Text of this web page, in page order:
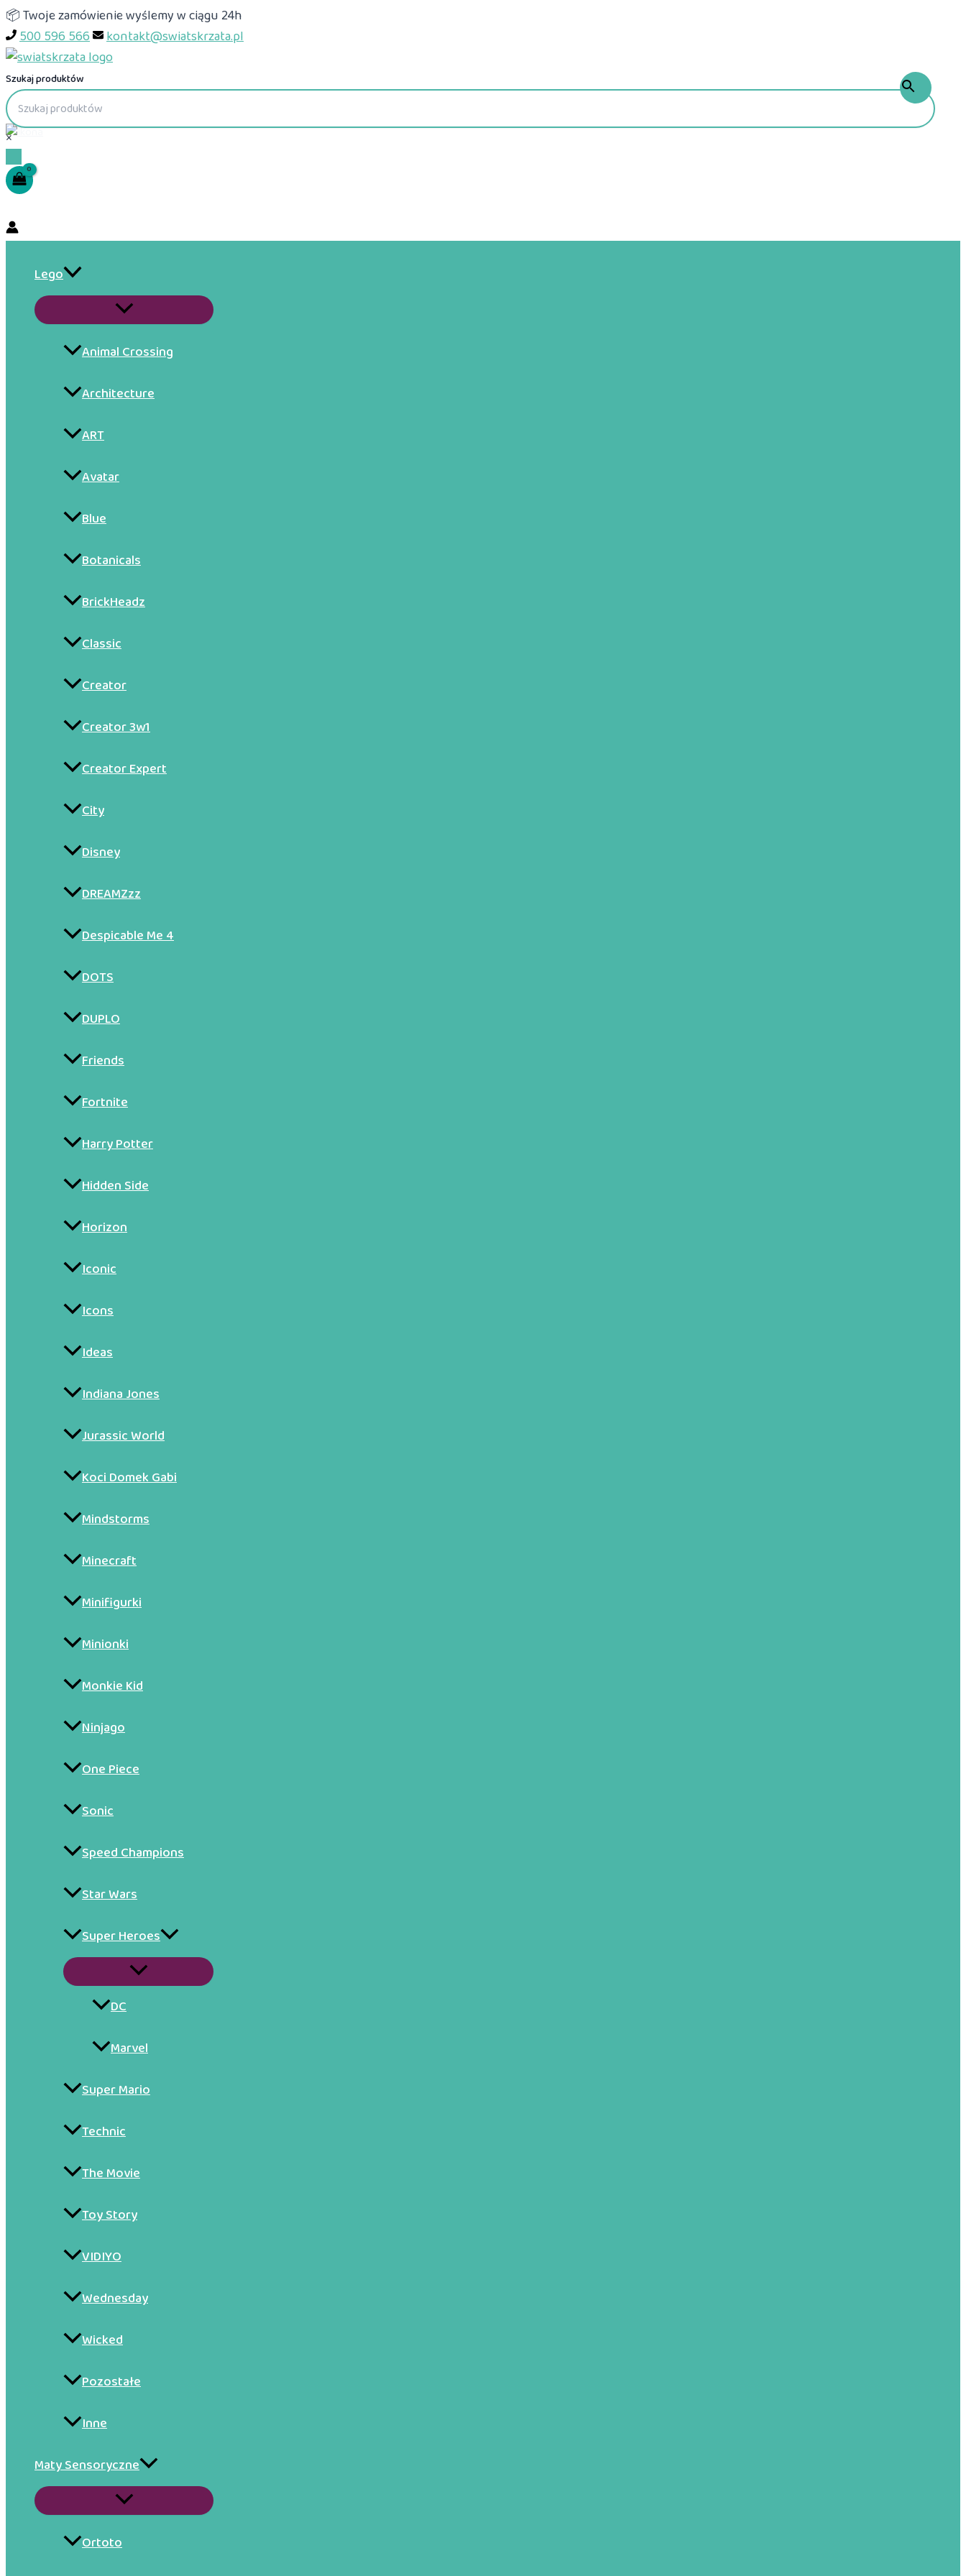
Przejdź
do
treści
📦 Twoje zamówienie wyślemy w ciągu 24h
500 596 566
kontakt@swiatskrzata.pl
Szukaj produktów
×
Lego
Przełącznik
menu
Animal Crossing
Architecture
ART
Avatar
Blue
Botanicals
BrickHeadz
Classic
Creator
Creator 3w1
Creator Expert
City
Disney
DREAMZzz
Despicable Me 4
DOTS
DUPLO
Friends
Fortnite
Harry Potter
Hidden Side
Horizon
Iconic
Icons
Ideas
Indiana Jones
Jurassic World
Koci Domek Gabi
Mindstorms
Minecraft
Minifigurki
Minionki
Monkie Kid
Ninjago
One Piece
Sonic
Speed Champions
Star Wars
Super Heroes
Przełącznik
menu
DC
Marvel
Super Mario
Technic
The Movie
Toy Story
VIDIYO
Wednesday
Wicked
Pozostałe
Inne
Maty Sensoryczne
Przełącznik
menu
Ortoto